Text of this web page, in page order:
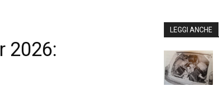
2026:
LEGGI ANCHE